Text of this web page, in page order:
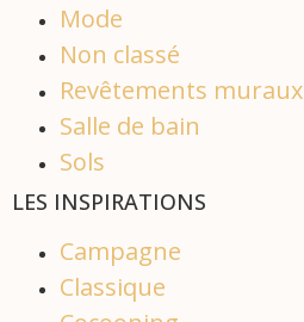
Mode
Non classé
Revêtements muraux
Salle de bain
Sols
LES INSPIRATIONS
Campagne
Classique